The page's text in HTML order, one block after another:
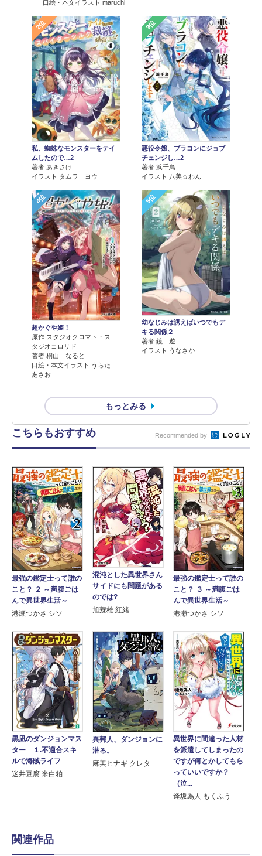
口絵・本文イラスト maruchi
2位
私、蜘蛛なモンスターをテイ
ムしたので…2
著者 あきさけ
イラスト タムラ ヨウ
3位
悪役令嬢、ブラコンにジョブ
チェンジし…2
著者 浜千鳥
イラスト 八美☆わん
4位
超かぐや姫！
原作 スタジオクロマト・ス
タジオコロリド
著者 桐山 なると
口絵・本文イラスト うらた
あさお
5位
幼なじみは誘えばいつでもデ
キる関係２
著者 鏡 遊
イラスト うなさか
もっとみる
こちらもおすすめ Recommended by
最強の鑑定士って誰の
こと？ ２ ～満腹ごは
んで異世界生活～
港瀬つかさ シソ
混沌とした異世界さん
サイドにも問題がある
のでは?
旭蓑雄 紅緒
最強の鑑定士って誰の
こと？ ３ ～満腹ごは
んで異世界生活～
港瀬つかさ シソ
黒凪のダンジョンマス
ター １.不適合スキ
ルで海賊ライフ
迷井豆腐 米白粕
異邦人、ダンジョンに
潜る。
麻美ヒナギ クレタ
異世界に間違った人材
を派遣してしまったの
ですが何とかしてもら
っていいですか？
（泣...
逢坂為人 もくふう
関連作品